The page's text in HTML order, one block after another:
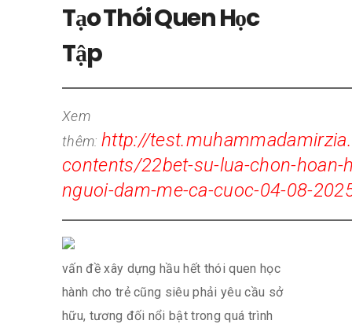
Tạo Thói Quen Học
Tập
Xem
thêm: http://
contents/22bet-su-lua-chon-hoan-
nguoi-dam-me-ca-cuoc-04-08-
vấn đề xây dựng hầu hết thói quen học
hành cho trẻ cũng siêu phải yêu cầu sở
hữu, tương đối nổi bật trong quá trình